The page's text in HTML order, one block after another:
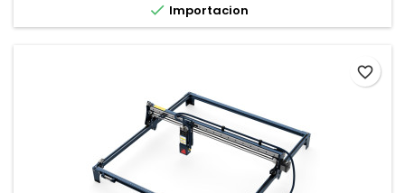
 Importacion
favorite_border